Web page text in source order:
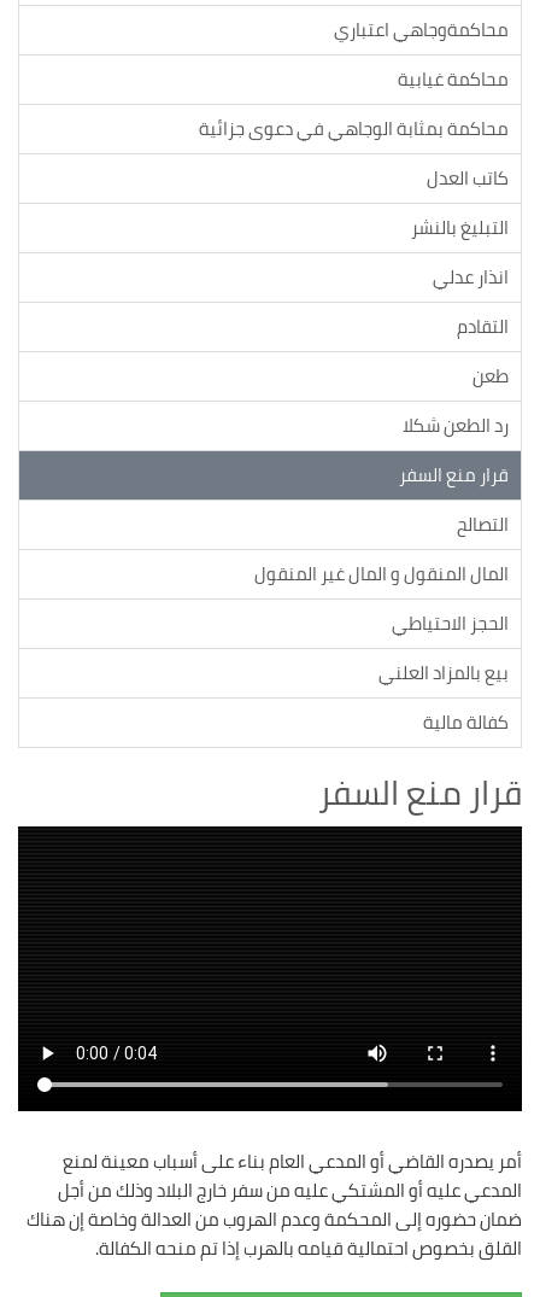
محاكمةوجاهي اعتباري
محاكمة غيابية
محاكمة بمثابة الوجاهي في دعوى جزائية
كاتب العدل
التبليغ بالنشر
انذار عدلي
التقادم
طعن
رد الطعن شكلا
قرار منع السفر
التصالح
المال المنقول و المال غير المنقول
الحجز الاحتياطي
بيع بالمزاد العلني
كفالة مالية
قرار منع السفر
أمر يصدره القاضي أو المدعي العام بناء على أسباب معينة لمنع
المدعي عليه أو المشتكي عليه من سفر خارج البلاد وذلك من أجل
ضمان حضوره إلى المحكمة وعدم الهروب من العدالة وخاصة إن هناك
القلق بخصوص احتمالية قيامه بالهرب إذا تم منحه الكفالة.